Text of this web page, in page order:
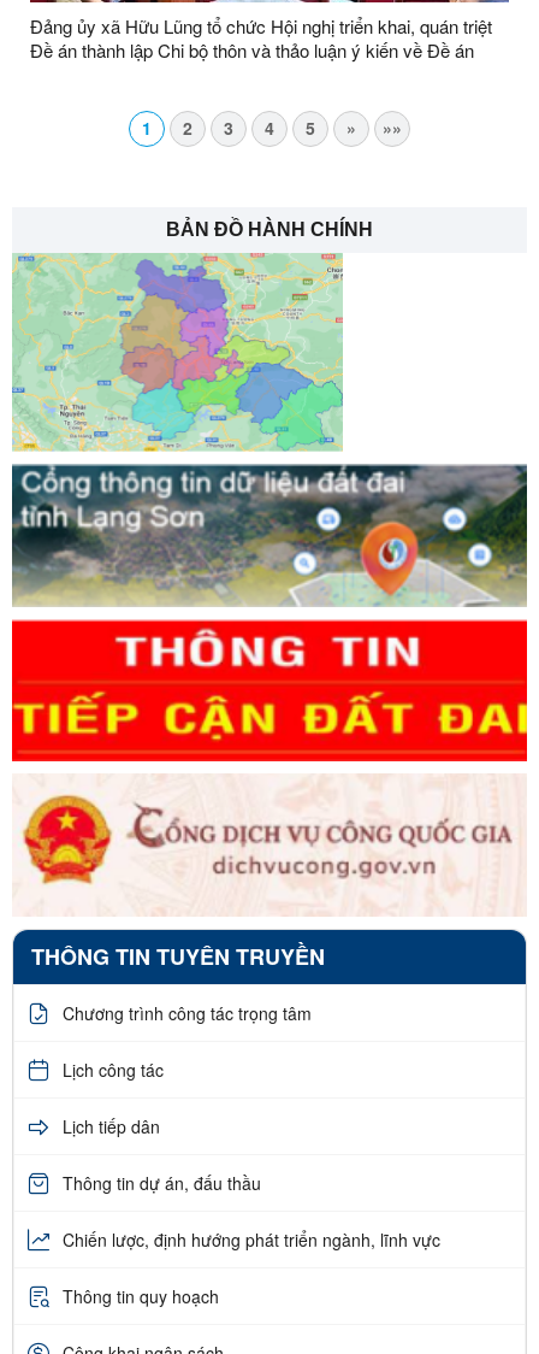
Đảng ủy xã Hữu Lũng tổ chức Hội nghị triển khai, quán triệt
Đề án thành lập Chi bộ thôn và thảo luận ý kiến về Đề án
1 2 3 4 5 » »»
BẢN ĐỒ HÀNH CHÍNH
THÔNG TIN TUYÊN TRUYỀN
Chương trình công tác trọng tâm
Lịch công tác
Lịch tiếp dân
Thông tin dự án, đấu thầu
Chiến lược, định hướng phát triển ngành, lĩnh vực
Thông tin quy hoạch